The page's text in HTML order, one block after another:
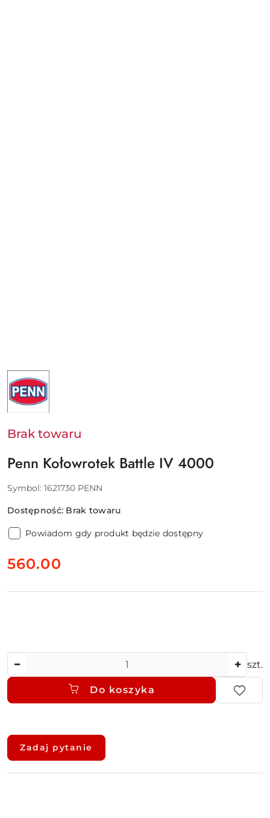
NAZWA
PRODUCENTA:
PENN
-
PURE
FISHING
SAS
Brak towaru
Penn Kołowrotek Battle IV 4000
Symbol: 1621730 PENN
Dostępność: Brak towaru
Powiadom gdy produkt będzie dostępny
cena:
560.00
szt.
Do koszyka
Dostępność
dostawa
Zadaj pytanie